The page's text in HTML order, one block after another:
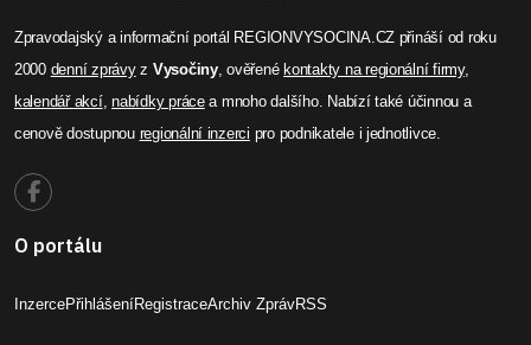
Zpravodajský a informační portál REGIONVYSOCINA.CZ přináší od roku
2000 denní zprávyz Vysočiny, ověřenékontakty na regionální firmy,
kalendář akcí,nabídky prácea mnoho dalšího. Nabízí také účinnou a
cenově dostupnou regionální inzerci pro podnikatele i jednotlivce.
O portálu
InzercePřihlášeníRegistraceArchiv ZprávRSS